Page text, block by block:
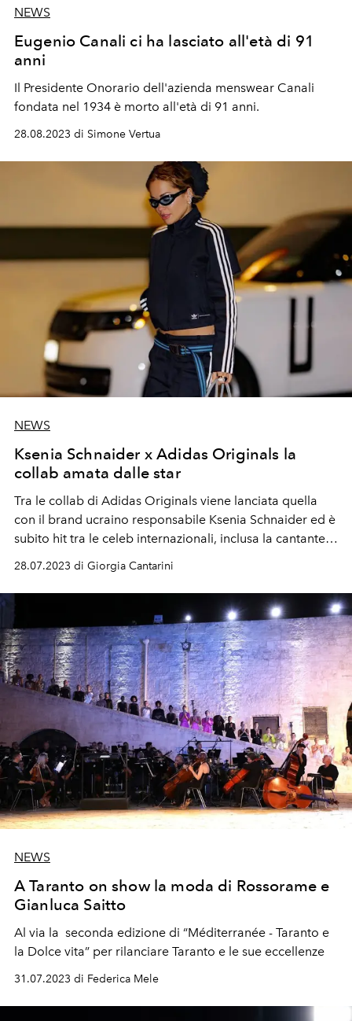
NEWS
Eugenio Canali ci ha lasciato all'età di 91
anni
Il Presidente Onorario dell'azienda menswear Canali
fondata nel 1934 è morto all'età di 91 anni.
28.08.2023 di Simone Vertua
NEWS
Ksenia Schnaider x Adidas Originals la
collab amata dalle star
Tra le collab di Adidas Originals viene lanciata quella
con il brand ucraino responsabile Ksenia Schnaider ed è
subito hit tra le celeb internazionali, inclusa la cantante
28.07.2023 di Giorgia Cantarini
NEWS
A Taranto on show la moda di Rossorame e
Gianluca Saitto
Al via la seconda edizione di “Méditerranée - Taranto e
la Dolce vita” per rilanciare Taranto e le sue eccellenze
31.07.2023 di Federica Mele